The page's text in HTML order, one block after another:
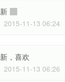
2015-11-13 06:24
，喜欢
2015-11-13 06:26